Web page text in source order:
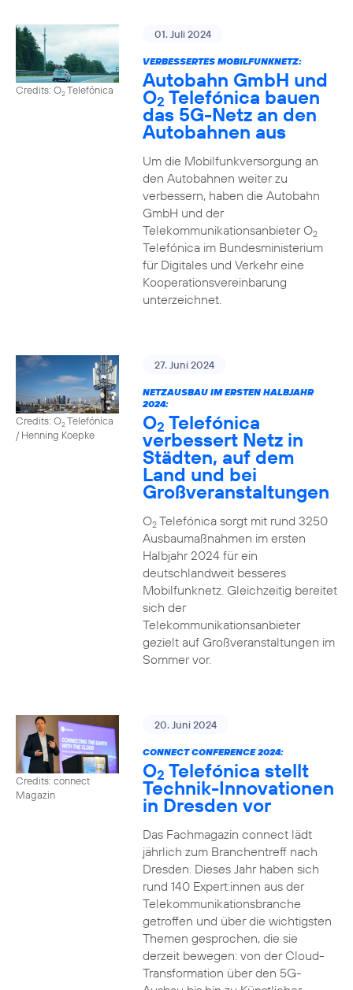
Credits: O2Telefónica
01. Juli 2024
VERBESSERTES MOBILFUNKNETZ:
Autobahn GmbH und
O2 Telefónica bauen
das 5G-Netz an den
Autobahnen aus
Um die Mobilfunkversorgung an
den Autobahnen weiter zu
verbessern, haben die Autobahn
GmbH und der
Telekommunikationsanbieter O2
Telefónica im Bundesministerium
für Digitales und Verkehr eine
Kooperationsvereinbarung
unterzeichnet.
Credits: O2Telefónica
/ Henning Koepke
27. Juni 2024
NETZAUSBAU IM ERSTEN HALBJAHR
2024:
O2 Telefónica
verbessert Netz in
Städten, auf dem
Land und bei
Großveranstaltungen
O2Telefónica sorgt mit rund 3250
Ausbaumaßnahmen im ersten
Halbjahr 2024 für ein
deutschlandweit besseres
Mobilfunknetz. Gleichzeitig bereitet
sich der
Telekommunikationsanbieter
gezielt auf Großveranstaltungen im
Sommer vor.
Credits: connect
Magazin
20. Juni 2024
CONNECT CONFERENCE 2024:
O2 Telefónica stellt
Technik-Innovationen
in Dresden vor
Das Fachmagazin connect lädt
jährlich zum Branchentreff nach
Dresden. Dieses Jahr haben sich
rund 140 Expert:innen aus der
Telekommunikationsbranche
getroffen und über die wichtigsten
Themen gesprochen, die sie
derzeit bewegen: von der Cloud-
Transformation über den 5G-